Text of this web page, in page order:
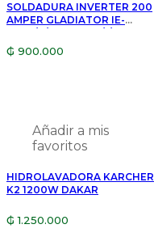
SOLDADURA INVERTER 200
AMPER GLADIATOR IE-
₲ 900.000
Añadir a mis
favoritos
HIDROLAVADORA KARCHER
K2 1200W DAKAR
₲ 1.250.000